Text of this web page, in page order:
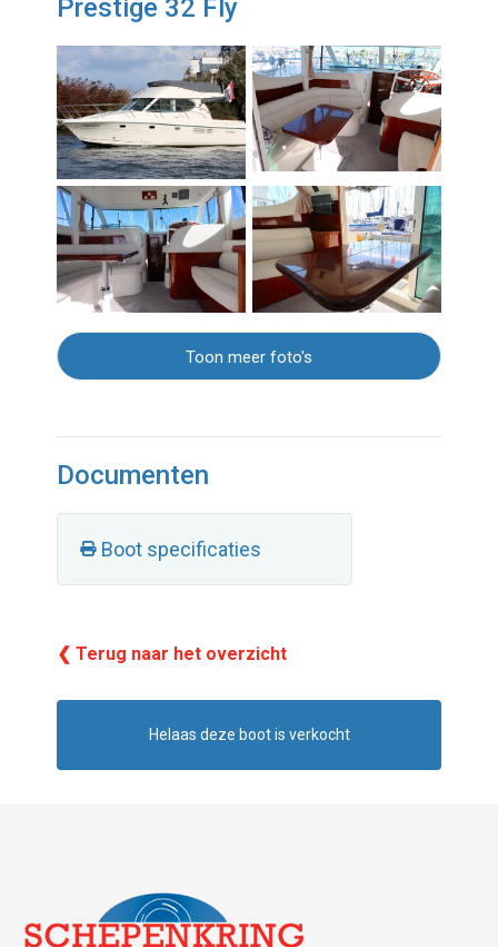
Prestige 32 Fly
Toon meer foto's
Documenten
Boot specificaties
❮ Terug naar het overzicht
Helaas deze boot is verkocht